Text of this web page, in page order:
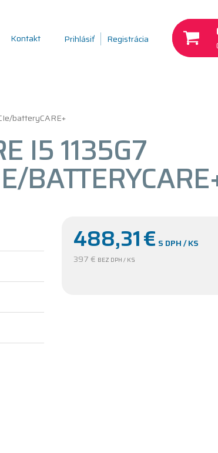
Prihlásiť Registrácia
Kontakt
batteryCARE+
I5 1135G7
488,31€ S DPH / KS
397 € BEZ DPH / KS